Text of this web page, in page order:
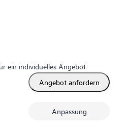
ein individuelles Angebot
Angebot anfordern
Anpassung